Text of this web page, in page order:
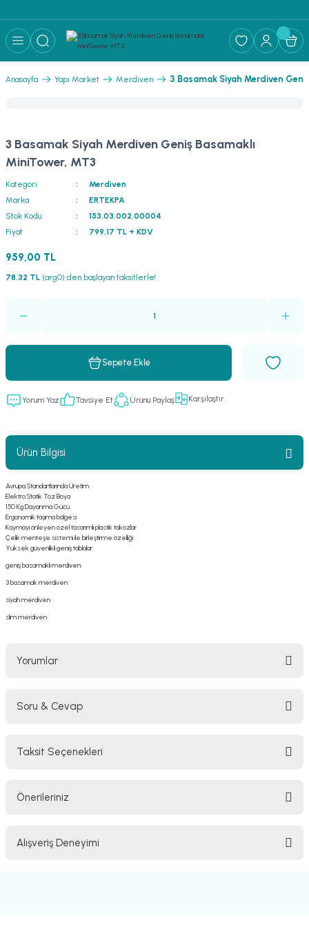
Anasayfa Yapı Market Merdiven 3 Basamak Siyah Merdiven
3 Basamak Siyah Merdiven Geniş Basamaklı
MiniTower, MT3
Kategori
Merdiven
Marka
ERTEKPA
Stok Kodu
153.03.002.00004
Fiyat
799,17 TL + KDV
959,00 TL
78,32 TL (arg0) den başlayan taksitlerle!
Sepete Ekle
Yorum Yaz Tavsiye Et Ürünü Paylaş Karşılaştır
Ürün Bilgisi
Avrupa Standartlarında Üretim
Elektro Statik Toz Boya
150 Kg Dayanma Gücü
Ergonomik taşıma bölgesi
Kaymayı önleyen özel tasarımlı plastik takozlar
Çelik menteşe sistemi ile birleştirme özelliği
Yüksek güvenlikli geniş tablalar
geniş basamaklı merdiven
3 basamak merdiven
siyah merdiven
slim merdiven
Yorumlar
Soru & Cevap
Taksit Seçenekleri
Önerileriniz
yetersiz gördüğünüz noktaları öneri formunu kullanarak tarafımıza
Alışveriş Deneyimi